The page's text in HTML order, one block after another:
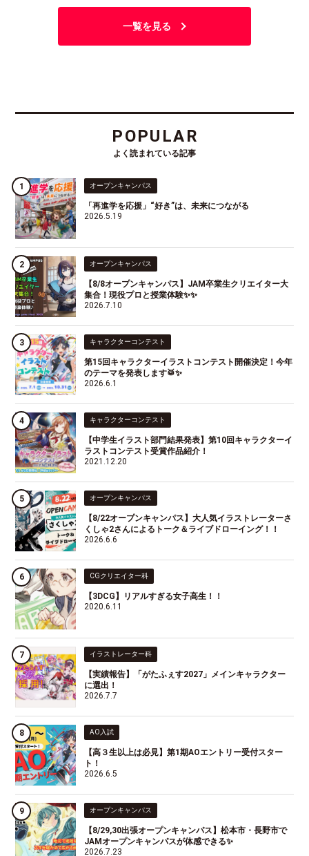
一覧を見る
POPULAR
よく読まれている記事
オープンキャンパス
「再進学を応援」“好き”は、未来につながる
2026.5.19
オープンキャンパス
【8/8オープンキャンパス】JAM卒業生クリエイター大
集合！現役プロと授業体験✨✨
2026.7.10
キャラクターコンテスト
第15回キャラクターイラストコンテスト開催決定！今年
のテーマを発表します🥁✨
2026.6.1
キャラクターコンテスト
【中学生イラスト部門結果発表】第10回キャラクターイ
ラストコンテスト受賞作品紹介！
2021.12.20
オープンキャンパス
【8/22オープンキャンパス】大人気イラストレーターさ
くしゃ2さんによるトーク＆ライブドローイング！！
2026.6.6
CGクリエイター科
【3DCG】リアルすぎる女子高生！！
2020.6.11
イラストレーター科
【実績報告】「がたふぇす2027」メインキャラクター
に選出！
2026.7.7
AO入試
【高３生以上は必見】第1期AOエントリー受付スター
ト！
2026.6.5
オープンキャンパス
【8/29,30出張オープンキャンパス】松本市・長野市で
JAMオープンキャンパスが体感できる✨
2026.7.23